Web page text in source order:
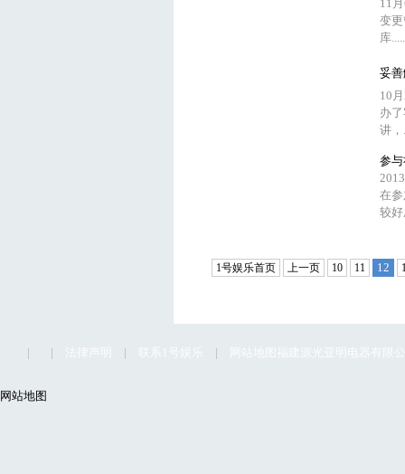
11
变
库.....
妥
10
办
讲，
参
在
较
1号娱乐首页 上一页 10 11 12
| | 法律声明 | 联系1号娱乐 | 网站地图 福建源光亚明电器有限
网站地图